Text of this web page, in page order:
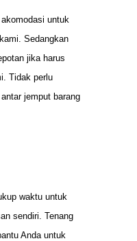
untuk
Sedangkan
jika harus
Tidak perlu
jemput barang
waktu untuk
sendiri. Tenang
Anda untuk